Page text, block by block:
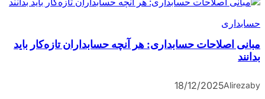
حسابداری
مبانی اصلاحات حسابداری: هر آنچه حسابداران تازه‌کار باید
بدانند
by
Alireza
18/12/2025